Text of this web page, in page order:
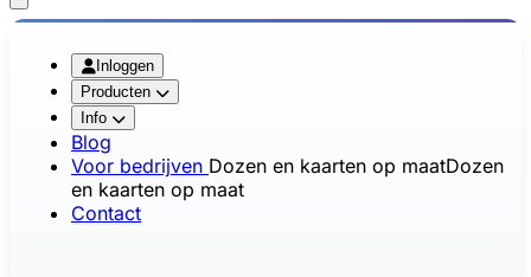
Inloggen
Producten
Info
Blog
Voor bedrijven Dozen en kaarten op maatDozen
en kaarten op maat
Contact